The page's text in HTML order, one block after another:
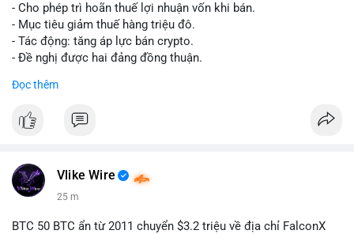
tái cơ cấu danh mục trước phiên giao dịch Âu-Mỹ. Tâm lý thị
trường có thể dao động nhẹ khi nhà đầu tư nhỏ lẻ theo dõi
động thái này.
và điểm đến của số BTC này trong 2-4 giờ tới. Nếu dòng tiền
phòng thủ. Nếu vào ví lạnh, có thể duy trì chiến lược nắm giữ
#160btc #vilanh #thanhkhoansan
- Cho phép trì hoãn thuế lợi nhuận vốn khi bán.
- Mục tiêu giảm thuế hàng triệu đô.
- Tác động: tăng áp lực bán crypto.
- Đề nghị được hai đảng đồng thuận.
📰 Nguồn: Cointelegraph
Đọc thêm
Vlike Wire
25 m
BTC 50 BTC ẩn từ 2011 chuyển $3.2 triệu về địa chỉ FalconX